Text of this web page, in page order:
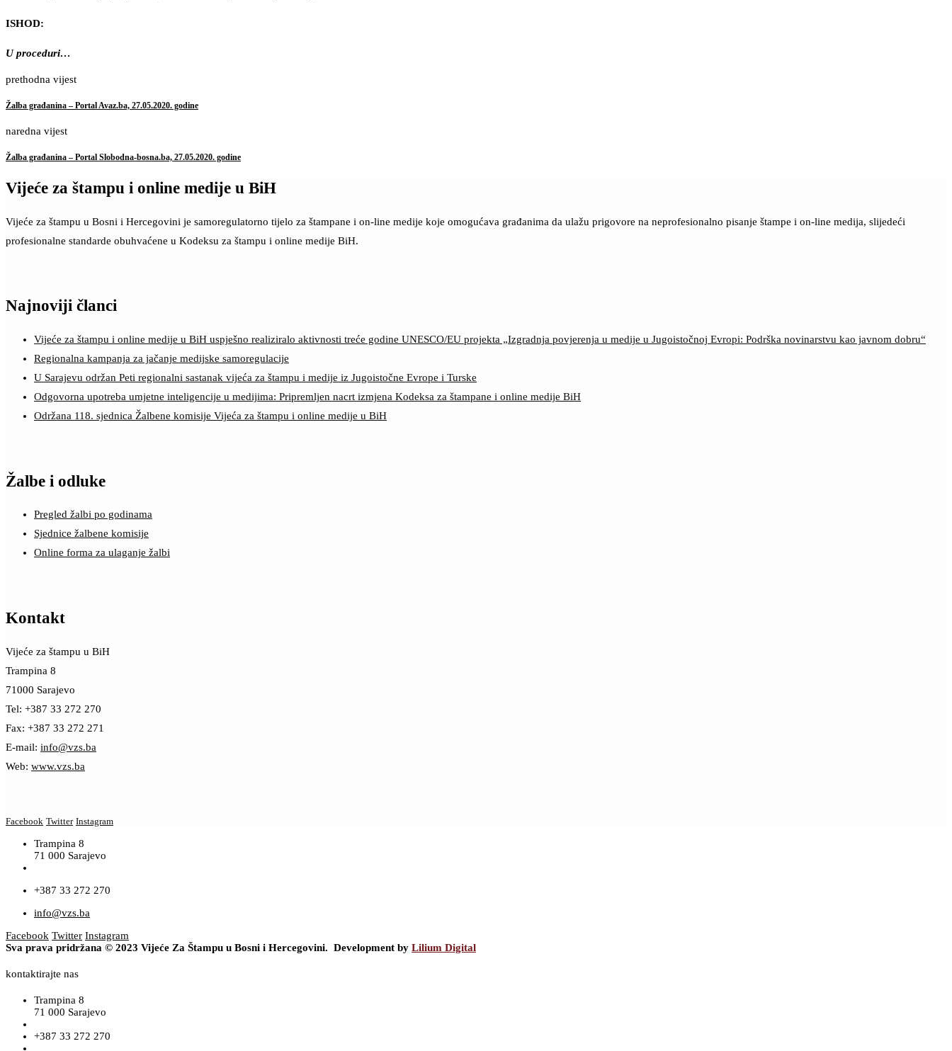
ISHOD:
U proceduri…
prethodna vijest
Žalba građanina – Portal Avaz.ba, 27.05.2020. godine
naredna vijest
Žalba građanina – Portal Slobodna-bosna.ba, 27.05.2020. godine
Vijeće za štampu i online medije u BiH
Vijeće za štampu u Bosni i Hercegovini je samoregulatorno tijelo za štampane i on-line medije koje omogućava građanima da ulažu prigovore na neprofesionalno pisanje štampe i on-line medija, slijedeći
profesionalne standarde obuhvaćene u Kodeksu za štampu i online medije BiH.
Najnoviji članci
Vijeće za štampu i online medije u BiH uspješno realiziralo aktivnosti treće godine UNESCO/EU projekta „Izgradnja povjerenja u medije u Jugoistočnoj Evropi: Podrška novinarstvu kao javnom dobru“
Regionalna kampanja za jačanje medijske samoregulacije
U Sarajevu održan Peti regionalni sastanak vijeća za štampu i medije iz Jugoistočne Evrope i Turske
Odgovorna upotreba umjetne inteligencije u medijima: Pripremljen nacrt izmjena Kodeksa za štampane i online medije BiH
Održana 118. sjednica Žalbene komisije Vijeća za štampu i online medije u BiH
Žalbe i odluke
Pregled žalbi po godinama
Sjednice žalbene komisije
Online forma za ulaganje žalbi
Kontakt
Vijeće za štampu u BiH
Trampina 8
71000 Sarajevo
Tel: +387 33 272 270
Fax: +387 33 272 271
E-mail: info@vzs.ba
Web: www.vzs.ba
Facebook Twitter Instagram
Trampina 8
71 000 Sarajevo
+387 33 272 270
info@vzs.ba
Facebook Twitter Instagram
Sva prava pridržana © 2023 Vijeće Za Štampu u Bosni i Hercegovini. Development by Lilium Digital
kontaktirajte nas
Trampina 8
71 000 Sarajevo
+387 33 272 270